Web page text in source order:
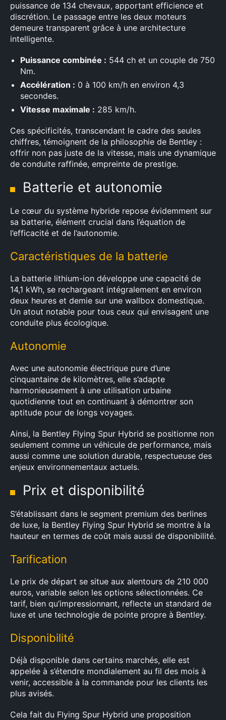
puissance de 134 chevaux, apportant efficience et
discrétion. Le passage entre les deux moteurs
demeure transparent grâce à une architecture
intelligente.
Puissance combinée : 544 ch et un couple de 750
Nm.
Accélération : 0 à 100 km/h en environ 4,3
secondes.
Vitesse maximale : 285 km/h.
Ces spécificités, transcendant le cadre des seules
chiffres, témoignent de la philosophie de Bentley :
offrir non pas juste de la vitesse, mais une dynamique
de conduite raffinée, empreinte de prestige.
Batterie et autonomie
Le cœur du système hybride repose évidemment sur
sa batterie, élément crucial dans l’équation de
l’efficacité et de l’autonomie.
Caractéristiques de la batterie
La batterie lithium-ion développe une capacité de
14,1 kWh, se rechargeant intégralement en environ
deux heures et demie sur une wallbox domestique.
Un atout notable pour tous ceux qui envisagent une
conduite plus écologique.
Autonomie
Avec une autonomie électrique pure d’une
cinquantaine de kilomètres, elle s’adapte
harmonieusement à une utilisation urbaine
quotidienne tout en continuant à démontrer son
aptitude pour de longs voyages.
Ainsi, la Bentley Flying Spur Hybrid se positionne non
seulement comme un véhicule de performance, mais
aussi comme une solution durable, respectueuse des
enjeux environnementaux actuels.
Prix et disponibilité
S’établissant dans le segment premium des berlines
de luxe, la Bentley Flying Spur Hybrid se montre à la
hauteur en termes de coût mais aussi de disponibilité.
Tarification
Le prix de départ se situe aux alentours de 210 000
euros, variable selon les options sélectionnées. Ce
tarif, bien qu’impressionnant, reflecte un standard de
luxe et une technologie de pointe propre à Bentley.
Disponibilité
Déjà disponible dans certains marchés, elle est
appelée à s’étendre mondialement au fil des mois à
venir, accessible à la commande pour les clients les
plus avisés.
Cela fait du Flying Spur Hybrid une proposition